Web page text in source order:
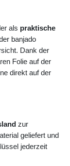
als praktische
banjado
Dank der
Folie auf der
direkt auf der
zur
geliefert und
jederzeit